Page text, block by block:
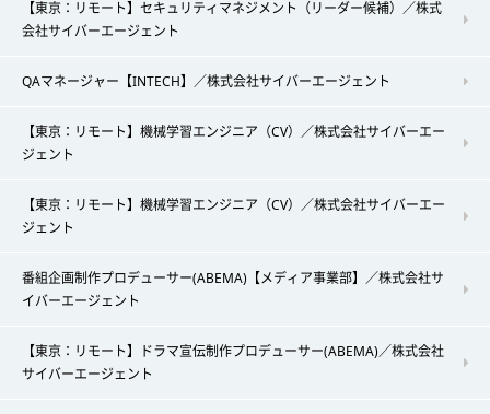
【東京：リモート】セキュリティマネジメント（リーダー候補）／株式
会社サイバーエージェント
QAマネージャー【INTECH】／株式会社サイバーエージェント
【東京：リモート】機械学習エンジニア（CV）／株式会社サイバーエー
ジェント
【東京：リモート】機械学習エンジニア（CV）／株式会社サイバーエー
ジェント
番組企画制作プロデューサー(ABEMA)【メディア事業部】／株式会社サ
イバーエージェント
【東京：リモート】ドラマ宣伝制作プロデューサー(ABEMA)／株式会社
サイバーエージェント